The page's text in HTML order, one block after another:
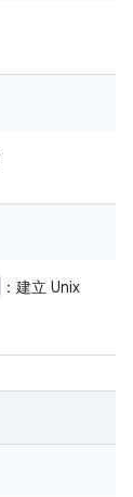
：建立 Unix